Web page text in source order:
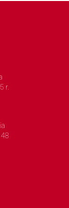
r.